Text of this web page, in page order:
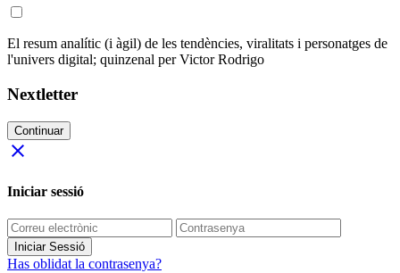
El resum analític (i àgil) de les tendències, viralitats i personatges de
l'univers digital; quinzenal per Victor Rodrigo
Nextletter
Continuar
close
Iniciar sessió
Iniciar Sessió
Has oblidat la contrasenya?